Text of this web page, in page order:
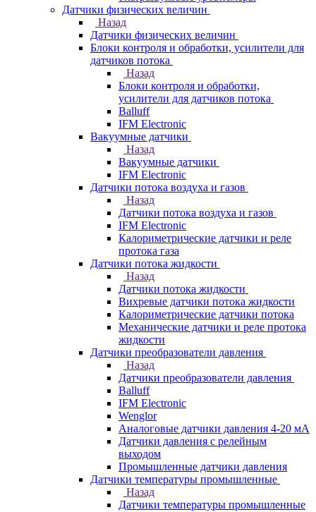
Датчики физических величин
Назад
Датчики физических величин
Блоки контроля и обработки, усилители для
датчиков потока
Назад
Блоки контроля и обработки,
усилители для датчиков потока
Balluff
IFM Electronic
Вакуумные датчики
Назад
Вакуумные датчики
IFM Electronic
Датчики потока воздуха и газов
Назад
Датчики потока воздуха и газов
IFM Electronic
Калориметрические датчики и реле
протока газа
Датчики потока жидкости
Назад
Датчики потока жидкости
Вихревые датчики потока жидкости
Калориметрические датчики потока
Механические датчики и реле протока
жидкости
Датчики преобразователи давления
Назад
Датчики преобразователи давления
Balluff
IFM Electronic
Wenglor
Аналоговые датчики давления 4-20 мА
Датчики давления с релейным
выходом
Промышленные датчики давления
Датчики температуры промышленные
Назад
Датчики температуры промышленные